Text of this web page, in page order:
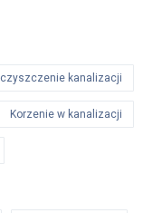
czyszczenie kanalizacji
Korzenie w kanalizacji